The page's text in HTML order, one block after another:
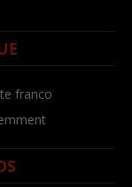
franco